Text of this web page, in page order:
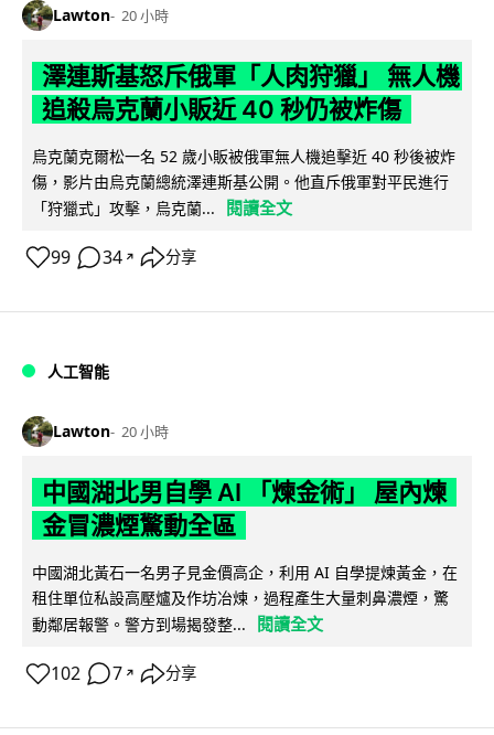
Lawton 20 小時
澤連斯基怒斥俄軍「人肉狩獵」 無人機
追殺烏克蘭小販近 40 秒仍被炸傷
烏克蘭克爾松一名 52 歲小販被俄軍無人機追擊近 40 秒後被炸
傷，影片由烏克蘭總統澤連斯基公開。他直斥俄軍對平民進行
「狩獵式」攻擊，烏克蘭...
閱讀全文
99 34 ↗ 分享
人工智能
Lawton 20 小時
中國湖北男自學 AI 「煉金術」 屋內煉
金冒濃煙驚動全區
中國湖北黃石一名男子見金價高企，利用 AI 自學提煉黃金，在
租住單位私設高壓爐及作坊冶煉，過程產生大量刺鼻濃煙，驚
動鄰居報警。警方到場揭發整...
閱讀全文
102 7 ↗ 分享